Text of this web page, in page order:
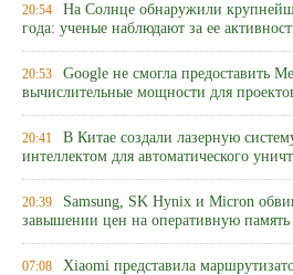
20:54 На Солнце обнаружили
года: ученые наблюдают за ее
20:53 Google не смогла предоставить
вычислительные мощности для
20:41 В Китае создали лазерную
интеллектом для автоматического
20:39 Samsung, SK Hynix и Micron
завышении цен на оперативную
07:08 Xiaomi представила